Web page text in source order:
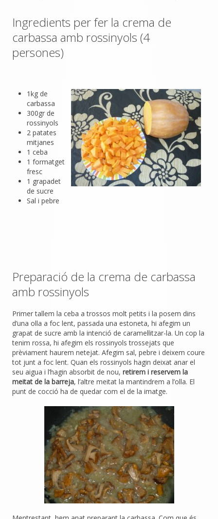
Ingredients per fer la crema de
carbassa amb rossinyols (4
persones)
1kg de
carbassa
300gr de
rossinyols
2 patates
mitjanes
1 ceba
1 formatget
fresc
1 grapadet
de sucre
Sal i pebre
Preparació de la crema de carbassa
amb rossinyols
Primer tallem la ceba a trossos molt petits i la posem dins
d’una olla a foc lent, passada una estoneta, hi afegim un
grapat de sucre amb la intenció de caramel·litzar-la. Un cop la
tenim rossa, hi afegim els rossinyols trossejats que
prèviament haurem netejat. Afegim sal, pebre i deixem coure
tot junt a foc lent. Quan els rossinyols hagin deixat anar el
seu aigua i l’hagin absorbit de nou, retirem i reservem la
meitat de la barreja, l’altre meitat la mantindrem a l’olla. El
punt de cocció ha de quedar com el de la imatge.